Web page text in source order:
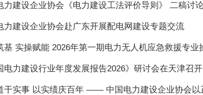
力建设企业协会赴广东开展配电网建设专题交流
电力建设行业年度发展报告2026》研讨会在天津召开